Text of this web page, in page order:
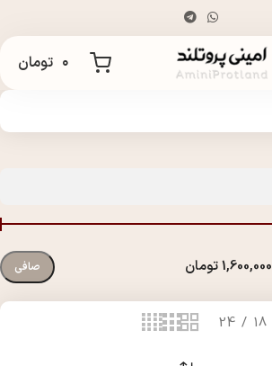
۰ تومان
صافی 1,600,000 تومان
18
24